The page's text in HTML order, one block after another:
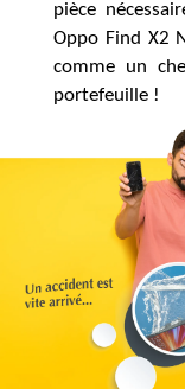
pièce
Oppo Find X2
comme un
portefeuille !